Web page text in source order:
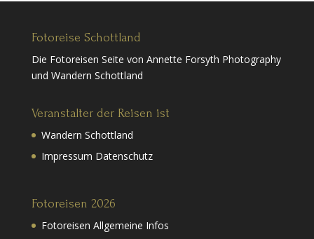
Fotoreise Schottland
Die Fotoreisen Seite von Annette Forsyth Photography
und Wandern Schottland
Veranstalter der Reisen ist
Wandern Schottland
Impressum Datenschutz
Fotoreisen 2026
Fotoreisen Allgemeine Infos